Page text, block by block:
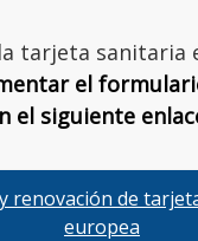
tarjeta sanitaria
el
el siguiente
renovación de
europea